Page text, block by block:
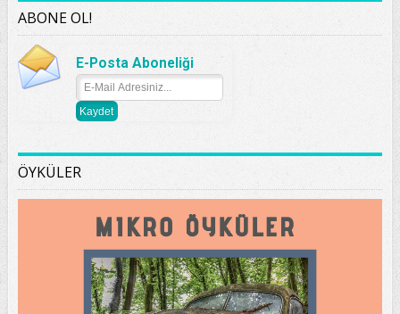
ABONE OL!
E-Posta Aboneliği
ÖYKÜLER